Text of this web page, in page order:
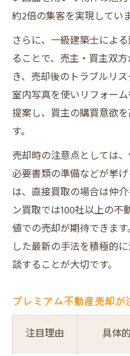
約2倍の集客を実現していま
さらに、一級建築士によ
ることで、売主・買主双
き、売却後のトラブルリ
室内写真を使いリフォー
提案し、買主の購買意欲
す。
売却時の注意点としては
必要書類の準備などが挙
は、直接買取の場合は仲
ン買取では100社以上の
値での売却が期待できま
した最新の手法を積極的
談することが大切です。
プレミアム不動産売却
注目理由 具体